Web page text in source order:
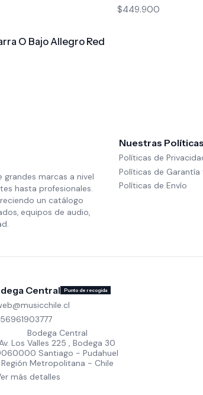
$449.900
O Bajo Allegro Red
marcas a nivel
hasta profesionales.
un catálogo
equipos de audio,
Nuestras Políticas
Políticas de
Políticas de Garantía
Políticas de Envío
Central Punto de recogida
Bodega Central
Los Valles 225 , Bodega 30
Santiago - Pudahuel
Región Metropolitana - Chile
más detalles